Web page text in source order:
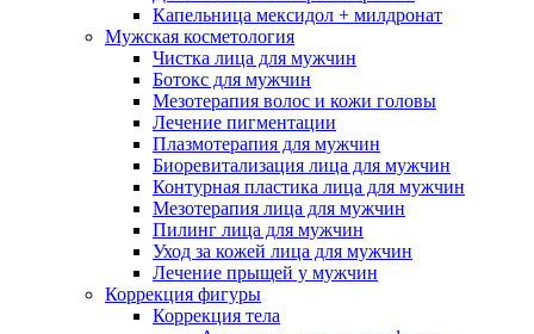
Капельница мексидол + милдронат
Мужская косметология
Чистка лица для мужчин
Ботокс для мужчин
Мезотерапия волос и кожи головы
Лечение пигментации
Плазмотерапия для мужчин
Биоревитализация лица для мужчин
Контурная пластика лица для мужчин
Мезотерапия лица для мужчин
Пилинг лица для мужчин
Уход за кожей лица для мужчин
Лечение прыщей у мужчин
Коррекция фигуры
Коррекция тела